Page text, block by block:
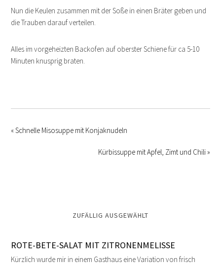
Nun die Keulen zusammen mit der Soße in einen Bräter geben und
die Trauben darauf verteilen.
Alles im vorgeheizten Backofen auf oberster Schiene für ca 5-10
Minuten knusprig braten.
« Schnelle Misosuppe mit Konjaknudeln
Kürbissuppe mit Apfel, Zimt und Chili »
ZUFÄLLIG AUSGEWÄHLT
ROTE-BETE-SALAT MIT ZITRONENMELISSE
Kürzlich wurde mir in einem Gasthaus eine Variation von frisch